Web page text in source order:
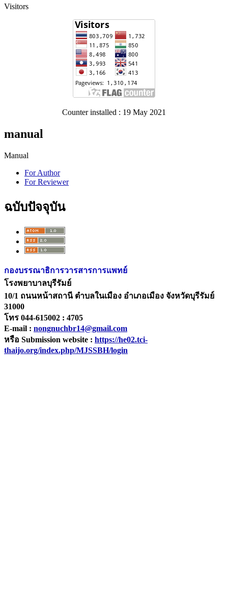
Visitors
Counter installed : 19 May 2021
manual
Manual
For Author
For Reviewer
ฉบับปัจจุบัน
กองบรรณาธิการวารสารการแพทย์
โรงพยาบาลบุรีรัมย์
10/1 ถนนหน้าสถานี ตำบลในเมือง อำเภอเมือง จังหวัดบุรีรัมย์
31000
โทร 044-615002 : 4705
E-mail : nongnuchbr14@gmail.com
หรือ Submission website : https://he02.tci-
thaijo.org/index.php/MJSSBH/login